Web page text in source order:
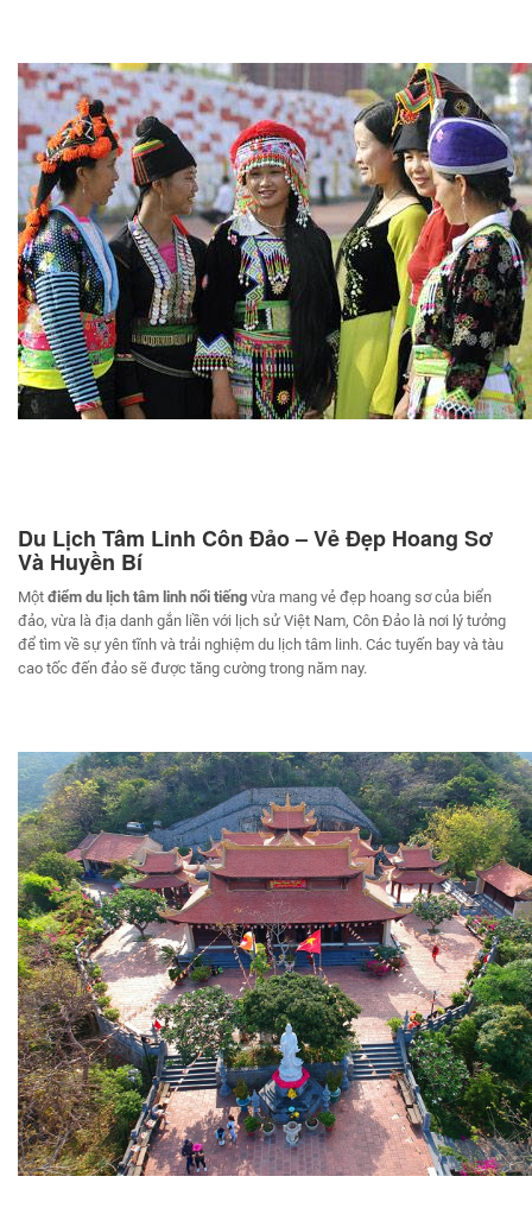
Du Lịch Tâm Linh Côn Đảo – Vẻ Đẹp Hoang Sơ
Và Huyền Bí
Một điểm du lịch tâm linh nổi tiếng vừa mang vẻ đẹp hoang sơ của biển
đảo, vừa là địa danh gắn liền với lịch sử Việt Nam, Côn Đảo là nơi lý tưởng
để tìm về sự yên tĩnh và trải nghiệm du lịch tâm linh. Các tuyến bay và tàu
cao tốc đến đảo sẽ được tăng cường trong năm nay.